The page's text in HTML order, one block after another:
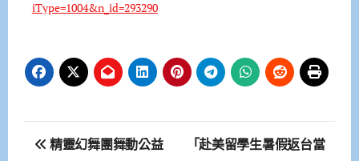
iType=1004&n_id=293290
文 精靈幻舞團舞動公益
「赴美留學生暑假返台當